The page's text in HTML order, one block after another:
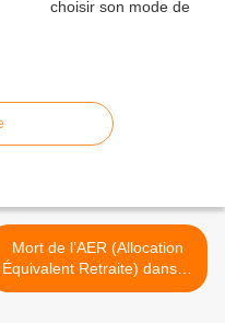
Mort de l’AER (Allocation
Équivalent Retraite) dans la
discrétion >